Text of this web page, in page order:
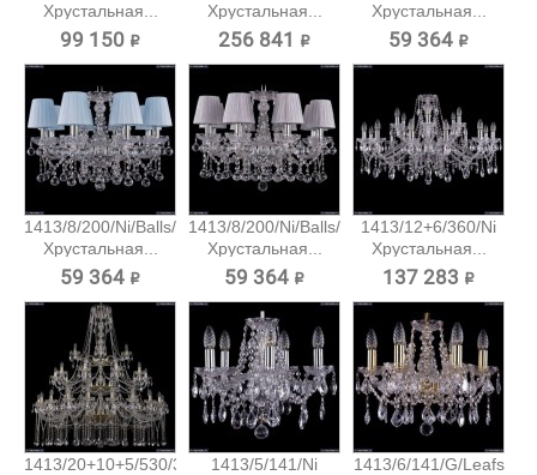
Хрустальная...
99 150 ₽
Хрустальная...
256 841 ₽
Хрустальная...
59 364 ₽
1413/8/200/Ni/Balls/SH4
Хрустальная...
59 364 ₽
1413/8/200/Ni/Balls/SH6
Хрустальная...
59 364 ₽
1413/12+6/360/Ni
Хрустальная...
137 283 ₽
1413/20+10+5/530/3d/G
1413/5/141/Ni
1413/6/141/G/Leafs